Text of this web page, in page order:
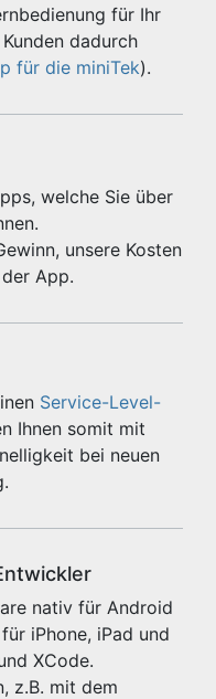
für Ihr
dadurch
für die miniTek).
welche Sie über
unsere Kosten
App.
Service-Level-
Ihnen somit mit
bei neuen
nativ für Android
iPhone, iPad und
XCode.
z.B. mit dem